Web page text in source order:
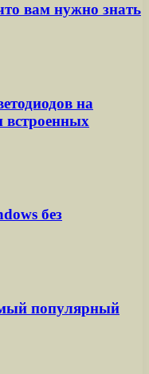
вам нужно знать
на
встроенных
без
популярный